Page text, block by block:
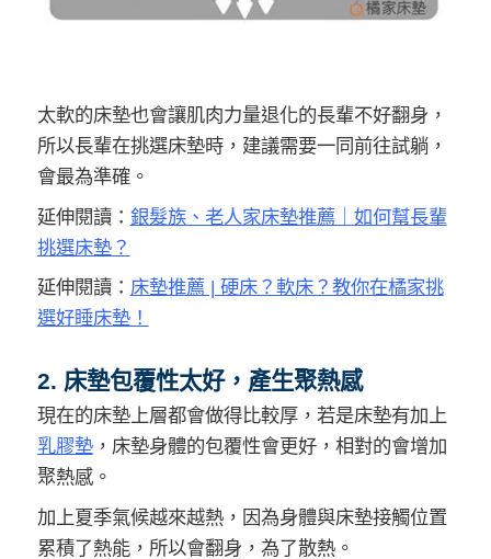
太軟的床墊也會讓肌肉力量退化的長輩不好翻身，
所以長輩在挑選床墊時，建議需要一同前往試躺，
會最為準確。
延伸閱讀： 銀髮族、老人家床墊推薦｜如何幫長輩
挑選床墊？
延伸閱讀： 床墊推薦 | 硬床？軟床？教你在橘家挑
選好睡床墊！
2. 床墊包覆性太好，產生聚熱感
現在的床墊上層都會做得比較厚，若是床墊有加上
乳膠墊，床墊身體的包覆性會更好，相對的會增加
聚熱感。
加上夏季氣候越來越熱，因為身體與床墊接觸位置
累積了熱能，所以會翻身，為了散熱。